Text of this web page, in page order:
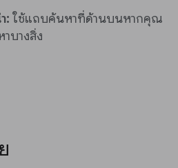
: ใช้แถบค้นหาที่ด้านบนหากคุณ
บางสิ่ง